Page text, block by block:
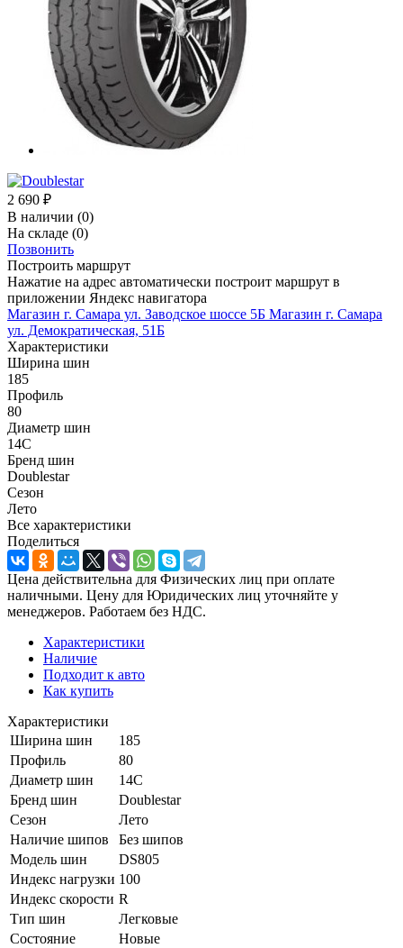
2 690 ₽
В наличии (0)
На складе (0)
Позвонить
Построить маршрут
Нажатие на адрес автоматически построит маршрут в
приложении Яндекс навигатора
Магазин г. Самара ул. Заводское шоссе 5Б Магазин г. Самара
ул. Демократическая, 51Б
Характеристики
Ширина шин
185
Профиль
80
Диаметр шин
14C
Бренд шин
Doublestar
Сезон
Лето
Все характеристики
Поделиться
Цена действительна для Физических лиц при оплате
наличными. Цену для Юридических лиц уточняйте у
менеджеров. Работаем без НДС.
Характеристики
Наличие
Подходит к авто
Как купить
Характеристики
Ширина шин
185
Профиль
80
Диаметр шин
14C
Бренд шин
Doublestar
Сезон
Лето
Наличие шипов
Без шипов
Модель шин
DS805
Индекс нагрузки 100
Индекс скорости R
Тип шин
Легковые
Состояние
Новые